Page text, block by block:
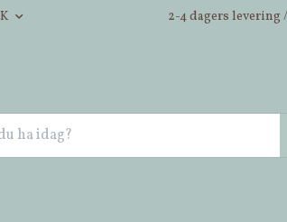
2-4 dagers levering